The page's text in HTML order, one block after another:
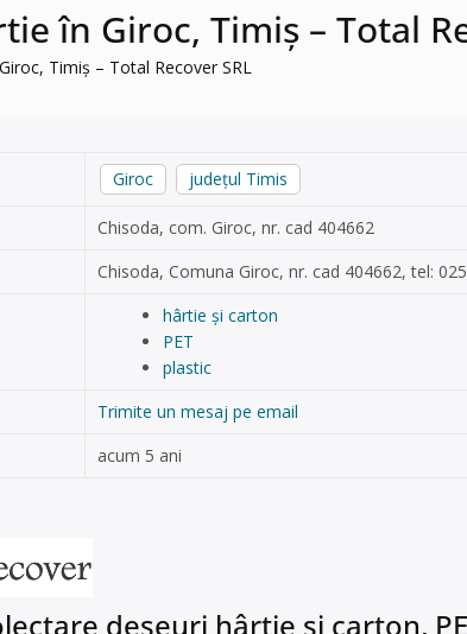
în Giroc, Timiș – Total
Timiș – Total Recover SRL
Giroc județul Timis
Chisoda, com. Giroc, nr. cad 404662
Chisoda, Comuna Giroc, nr. cad 404662, tel:
hârtie și carton
PET
plastic
Trimite un mesaj pe email
acum 5 ani
deșeuri hârtie și carton,